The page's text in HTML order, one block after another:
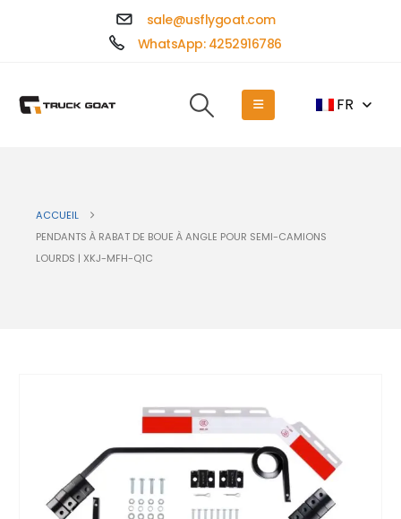
sale@usflygoat.com
WhatsApp: 4252916786
FR
ACCUEIL
PENDANTS À RABAT DE BOUE À ANGLE POUR SEMI-CAMIONS
LOURDS | XKJ-MFH-Q1C